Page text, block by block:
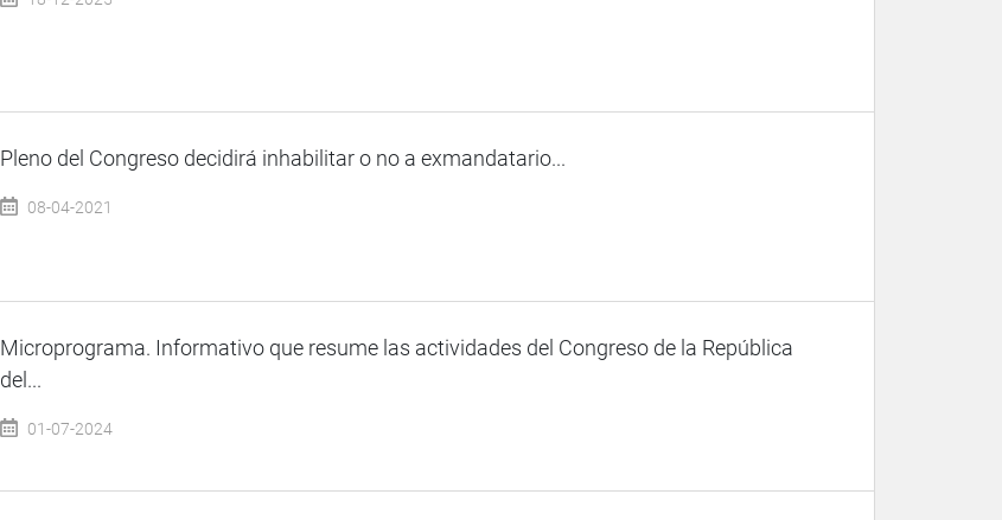
Pleno del Congreso decidirá inhabilitar o no a exmandatario...
08-04-2021
Microprograma. Informativo que resume las actividades del Congreso de la República
del...
01-07-2024